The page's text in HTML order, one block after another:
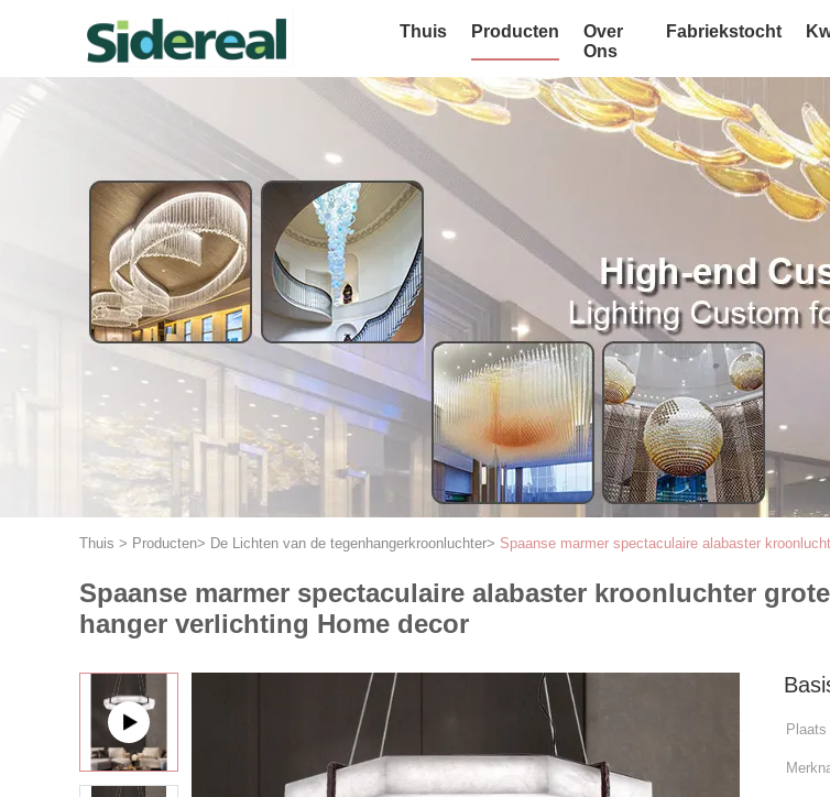
Thuis Producten
Over
Ons
Fabriekstocht
Thuis > Producten> De Lichten van de tegenhangerkroonluchter> Spaanse marmer spectaculaire alabaster
Spaanse marmer spectaculaire alabaster kroonluchter
hanger verlichting Home decor